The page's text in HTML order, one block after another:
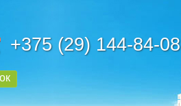
+375 (29) 144-84-08